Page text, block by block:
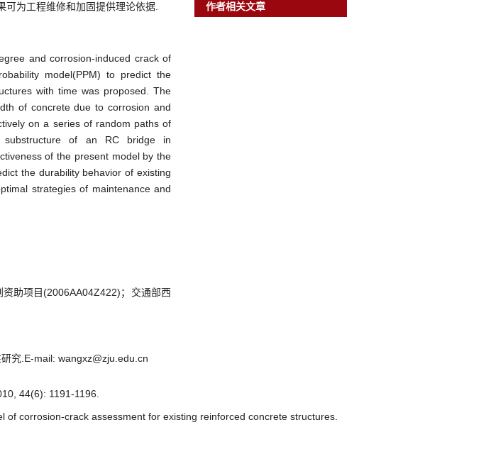
为工程维修和加固提供理论依据.
and corrosion-induced crack of
model(PPM) to predict the
with time was proposed. The
of concrete due to corrosion and
on a series of random paths of
substructure of an RC bridge in
of the present model by the
the durability behavior of existing
strategies of maintenance and
助项目(2006AA04Z422)；交通部西
究.E-mail: wangxz@zju.edu.cn
作者相关文章
44(6): 1191-1196.
corrosion-crack assessment for existing reinforced concrete structures.